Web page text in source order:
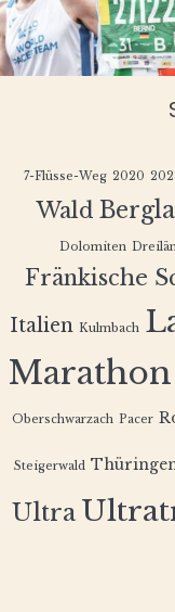
7-Flüsse-Weg 2020
Wald
Dolomiten
Fränkische
Italien Kulmbach
Marathon
Oberschwarzach Pacer
Steigerwald
Ultra